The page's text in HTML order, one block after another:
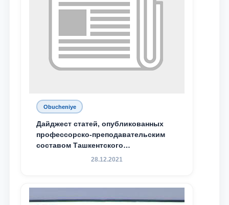
Obucheniye
Дайджест статей, опубликованных
профессорско-преподавательским
составом Ташкентского
государственного юридического
доведения до международного
сообщества результатов реформ и
28.12.2021